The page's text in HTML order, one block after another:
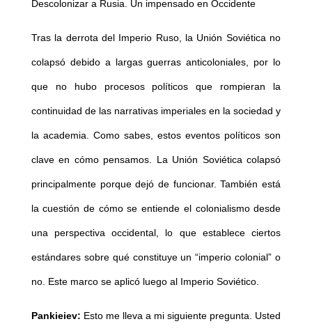
Descolonizar a Rusia. Un impensado en Occidente
Tras la derrota del Imperio Ruso, la Unión Soviética no
colapsó debido a largas guerras anticoloniales, por lo
que no hubo procesos políticos que rompieran la
continuidad de las narrativas imperiales en la sociedad y
la academia. Como sabes, estos eventos políticos son
clave en cómo pensamos. La Unión Soviética colapsó
principalmente porque dejó de funcionar. También está
la cuestión de cómo se entiende el colonialismo desde
una perspectiva occidental, lo que establece ciertos
estándares sobre qué constituye un “imperio colonial” o
no. Este marco se aplicó luego al Imperio Soviético.
Pankieiev: Esto me lleva a mi siguiente pregunta. Usted